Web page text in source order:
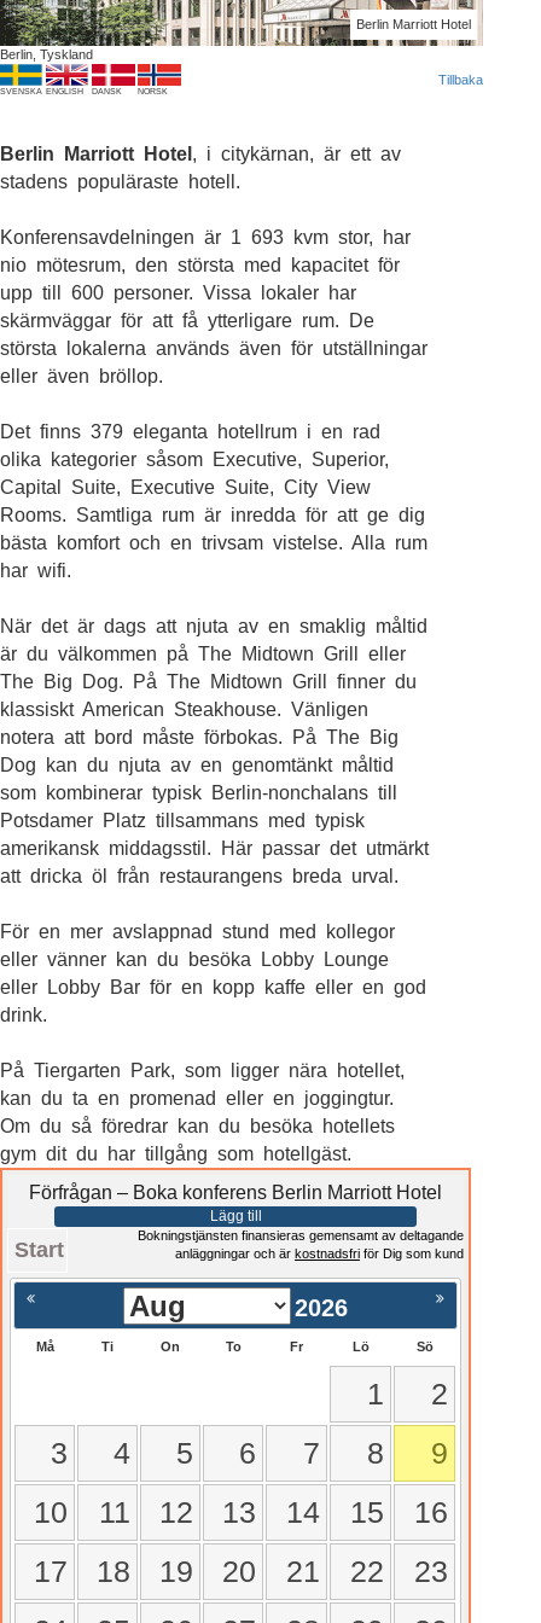
Berlin Marriott Hotel
Berlin, Tyskland
SVENSKA ENGLISH DANSK NORSK
Tillbaka
Berlin Marriott Hotel , i citykärnan, är ett av
stadens populäraste hotell.
Konferensavdelningen är 1 693 kvm stor, har
nio mötesrum, den största med kapacitet för
upp till 600 personer. Vissa lokaler har
skärmväggar för att få ytterligare rum. De
största lokalerna används även för utställningar
eller även bröllop.
Det finns 379 eleganta hotellrum i en rad
olika kategorier såsom Executive, Superior,
Capital Suite, Executive Suite, City View
Rooms. Samtliga rum är inredda för att ge dig
bästa komfort och en trivsam vistelse. Alla rum
har wifi.
När det är dags att njuta av en smaklig måltid
är du välkommen på The Midtown Grill eller
The Big Dog. På The Midtown Grill finner du
klassiskt American Steakhouse. Vänligen
notera att bord måste förbokas. På The Big
Dog kan du njuta av en genomtänkt måltid
som kombinerar typisk Berlin-nonchalans till
Potsdamer Platz tillsammans med typisk
amerikansk middagsstil. Här passar det utmärkt
att dricka öl från restaurangens breda urval.
För en mer avslappnad stund med kollegor
eller vänner kan du besöka Lobby Lounge
eller Lobby Bar för en kopp kaffe eller en god
drink.
På Tiergarten Park, som ligger nära hotellet,
kan du ta en promenad eller en joggingtur.
Om du så föredrar kan du besöka hotellets
gym dit du har tillgång som hotellgäst.
Förfrågan – Boka konferens Berlin Marriott Hotel
Lägg till
Start
Bokningstjänsten finansieras gemensamt av deltagande
anläggningar och är kostnadsfri för Dig som kund
2026
Må Ti On To Fr Lö Sö
1
2
3
4 5 6 7 8
9
10
11 12 13 14 15
16
17
18 19 20 21 22
23